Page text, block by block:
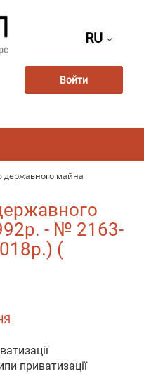
RU
Войти
державного майна
- № 2163-
(
приватизації